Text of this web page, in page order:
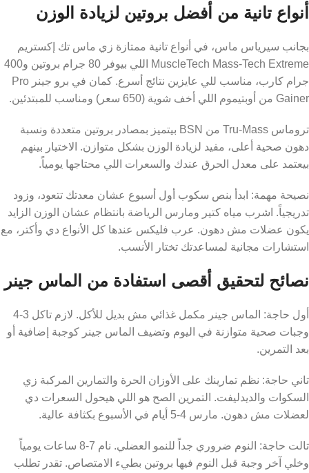
أنواع تانية من أفضل بروتين لزيادة الوزن
بجانب سيرياس ماس، في أنواع تانية ممتازة زي ماس تك إكستريم
MuscleTech Mass-Tech Extreme اللي بيوفر 80 جرام بروتين و400
جرام كارب، مناسب للي عايزين نتائج أسرع. كمان في برو جينر Pro
Gainer من أوبتيموم اللي أخف شوية (650 سعر) ومناسب للمبتدئين.
تروماس Tru-Mass من BSN بيتميز بمصادر بروتين متعددة ونسبة
دهون صحية أعلى، مفيد لزيادة الوزن بشكل متوازن. الاختيار بينهم
بيعتمد على معدل الحرق عندك والسعرات اللي محتاجها يومياً.
نصيحة مهمة: ابدأ بنص سكوب أول أسبوع عشان معدتك تتعود، وزود
تدريجياً. اشرب مياه كتير ومارس الرياضة بانتظام عشان الوزن الزايد
يكون عضلات مش دهون. عرب فليكس عندها كل الأنواع دي وأكتر، مع
استشارات مجانية لمساعدتك تختار الأنسب.
نصائح لتحقيق أقصى استفادة من الماس جينر
أول حاجة: الماس جينر مكمل غذائي مش بديل للأكل. لازم تاكل 3-4
وجبات صحية متوازنة في اليوم وتضيف الماس جينر كوجبة إضافية أو
بعد التمرين.
تاني حاجة: نظم تمارينك على الأوزان الحرة والتمارين المركبة زي
السكوات والديدليفت. التمرين الصح هو اللي هيحول السعرات دي
لعضلات مش دهون. مارس 4-5 أيام في الأسبوع بكثافة عالية.
تالت حاجة: النوم ضروري جداً للنمو العضلي. نام 7-8 ساعات يومياً
وخلي آخر وجبة قبل النوم فيها بروتين بطيء الامتصاص. تقدر تطلب